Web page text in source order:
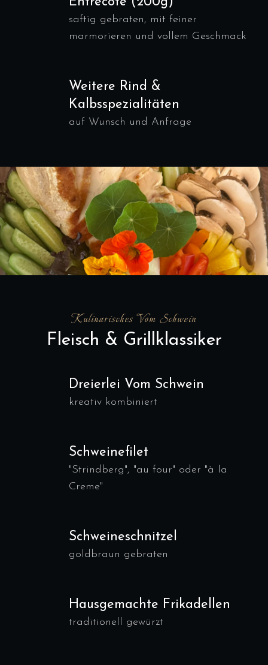
saftig gebraten, mit feiner
marmorieren und vollem Geschmack
Weitere Rind &
Kalbsspezialitäten
auf Wunsch und Anfrage
Kulinarisches Vom Schwein
Fleisch & Grillklassiker
Dreierlei Vom Schwein
kreativ kombiniert
Schweinefilet
"Strindberg", "au four" oder "à la
Creme"
Schweineschnitzel
goldbraun gebraten
Hausgemachte Frikadellen
traditionell gewürzt